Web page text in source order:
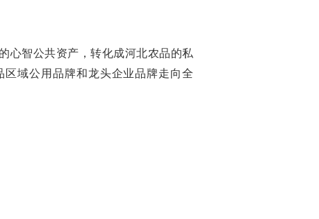
心智公共资产，转化成河北农品的私
域公用品牌和龙头企业品牌走向全